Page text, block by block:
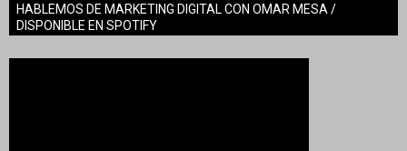
HABLEMOS DE MARKETING DIGITAL CON OMAR MESA /
DISPONIBLE EN SPOTIFY